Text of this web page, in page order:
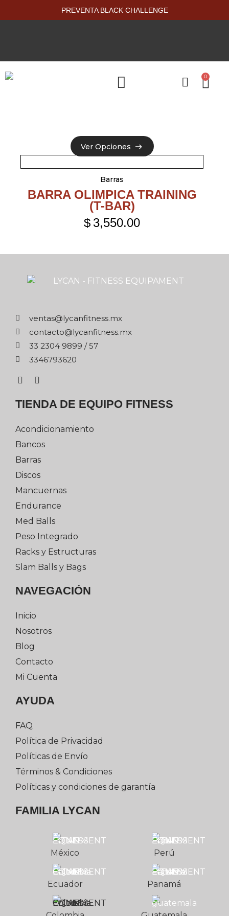
PREVENTA BLACK CHALLENGE
0
Ver Opciones
Ver Opciones
Barras
BARRA OLIMPICA TRAINING
(T-BAR)
$ 3,550.00
xm.ssentifnacyl@satnev
xm.ssentifnacyl@otcatnoc
75 / 9989 4032 33
0263976433
TIENDA DE EQUIPO FITNESS
Acondicionamiento
Bancos
Barras
Discos
Mancuernas
Endurance
Med Balls
Peso Integrado
Racks y Estructuras
Slam Balls y Bags
NAVEGACIÓN
Inicio
Nosotros
Blog
Contacto
Mi Cuenta
AYUDA
FAQ
Política de Privacidad
Políticas de Envío
Términos & Condiciones
Políticas y condiciones de garantía
FAMILIA LYCAN
México
Ecuador
Perú
Panamá